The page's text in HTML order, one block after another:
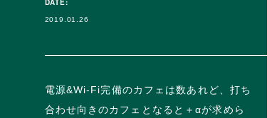
DATE:
2019.01.26
電源&Wi-Fi完備のカフェは数あれど、打ち
合わせ向きのカフェとなると＋αが求めら